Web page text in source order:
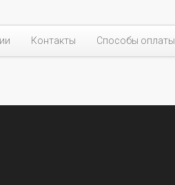
Контакты Способы оплаты